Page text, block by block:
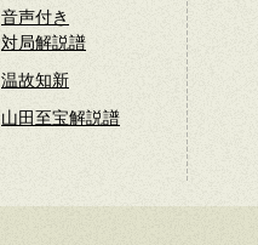
音声付き
対局解説譜
温故知新
山田至宝解説譜